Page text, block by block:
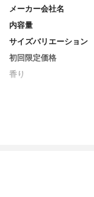
メーカー会社名
内容量
サイズバリエーション
初回限定価格
香り